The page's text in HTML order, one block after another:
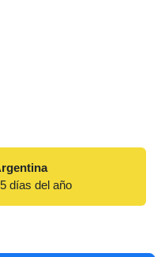
días del año